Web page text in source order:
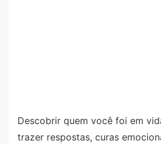
Descobrir quem você foi em
trazer respostas, curas